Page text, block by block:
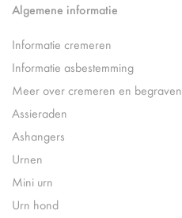
Algemene informatie
Informatie cremeren
Informatie asbestemming
Meer over cremeren en begraven
Assieraden
Ashangers
Urnen
Mini urn
Urn hond